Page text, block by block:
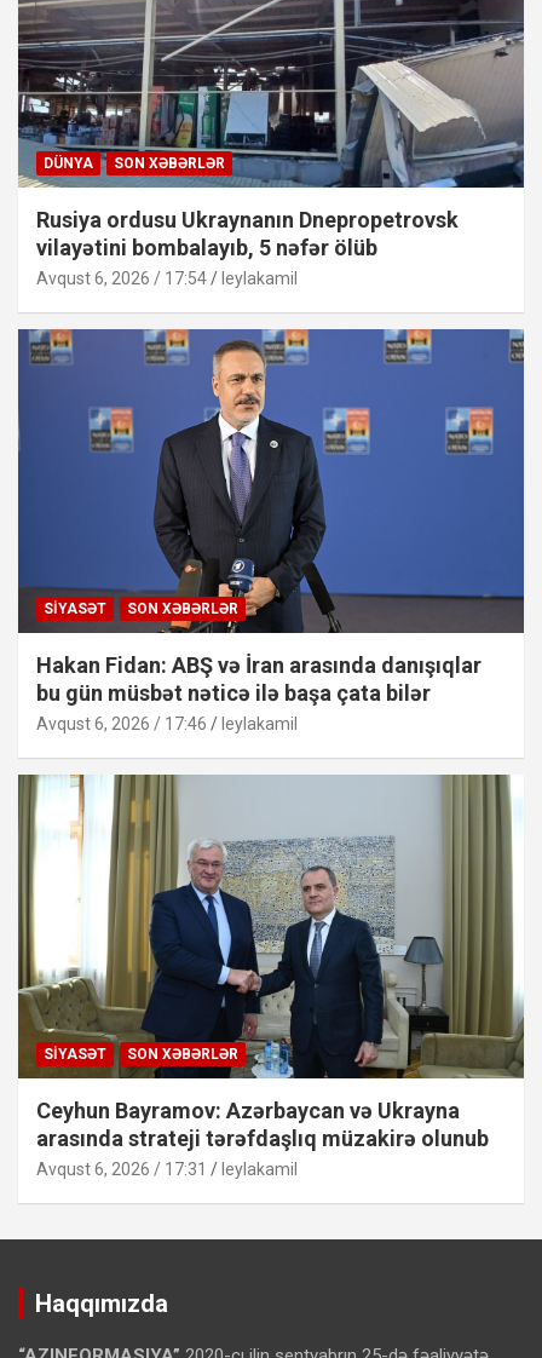
DÜNYA SON XƏBƏRLƏR
Rusiya ordusu Ukraynanın Dnepropetrovsk
vilayətini bombalayıb, 5 nəfər ölüb
Avqust 6, 2026 / 17:54 leylakamil
SIYASƏT SON XƏBƏRLƏR
Hakan Fidan: ABŞ və İran arasında danışıqlar
bu gün müsbət nəticə ilə başa çata bilər
Avqust 6, 2026 / 17:46 leylakamil
SIYASƏT SON XƏBƏRLƏR
Ceyhun Bayramov: Azərbaycan və Ukrayna
arasında strateji tərəfdaşlıq müzakirə olunub
Avqust 6, 2026 / 17:31 leylakamil
Haqqımızda